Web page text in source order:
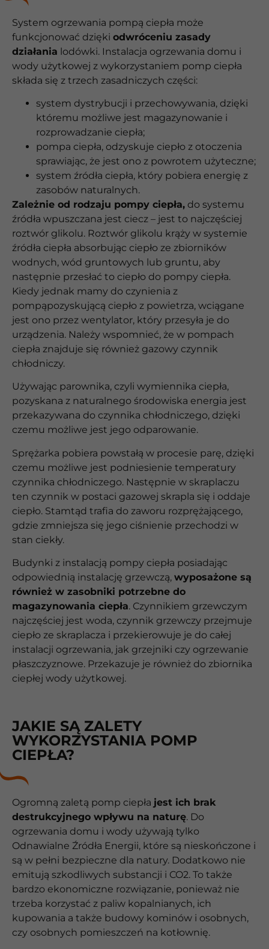
System ogrzewania pompą ciepła może
funkcjonować dzięki odwróceniu zasady
działania lodówki. Instalacja ogrzewania domu i
wody użytkowej z wykorzystaniem pomp ciepła
składa się z trzech zasadniczych części:
system dystrybucji i przechowywania, dzięki
któremu możliwe jest magazynowanie i
rozprowadzanie ciepła;
pompa ciepła, odzyskuje ciepło z otoczenia
sprawiając, że jest ono z powrotem użyteczne;
system źródła ciepła, który pobiera energię z
zasobów naturalnych.
Zależnie od rodzaju pompy ciepła, do systemu
źródła wpuszczana jest ciecz – jest to najczęściej
roztwór glikolu. Roztwór glikolu krąży w systemie
źródła ciepła absorbując ciepło ze zbiorników
wodnych, wód gruntowych lub gruntu, aby
następnie przesłać to ciepło do pompy ciepła.
Kiedy jednak mamy do czynienia z
pompąpozyskującą ciepło z powietrza, wciągane
jest ono przez wentylator, który przesyła je do
urządzenia. Należy wspomnieć, że w pompach
ciepła znajduje się również gazowy czynnik
chłodniczy.
Używając parownika, czyli wymiennika ciepła,
pozyskana z naturalnego środowiska energia jest
przekazywana do czynnika chłodniczego, dzięki
czemu możliwe jest jego odparowanie.
Sprężarka pobiera powstałą w procesie parę, dzięki
czemu możliwe jest podniesienie temperatury
czynnika chłodniczego. Następnie w skraplaczu
ten czynnik w postaci gazowej skrapla się i oddaje
ciepło. Stamtąd trafia do zaworu rozprężającego,
gdzie zmniejsza się jego ciśnienie przechodzi w
stan ciekły.
Budynki z instalacją pompy ciepła posiadając
odpowiednią instalację grzewczą, wyposażone są
również w zasobniki potrzebne do
magazynowania ciepła. Czynnikiem grzewczym
najczęściej jest woda, czynnik grzewczy przejmuje
ciepło ze skraplacza i przekierowuje je do całej
instalacji ogrzewania, jak grzejniki czy ogrzewanie
płaszczyznowe. Przekazuje je również do zbiornika
ciepłej wody użytkowej.
JAKIE SĄ ZALETY
WYKORZYSTANIA POMP
CIEPŁA?
Ogromną zaletą pomp ciepła jest ich brak
destrukcyjnego wpływu na naturę. Do
ogrzewania domu i wody używają tylko
Odnawialne Źródła Energii, które są nieskończone i
są w pełni bezpieczne dla natury. Dodatkowo nie
emitują szkodliwych substancji i CO2. To także
bardzo ekonomiczne rozwiązanie, ponieważ nie
trzeba korzystać z paliw kopalnianych, ich
kupowania a także budowy kominów i osobnych,
czy osobnych pomieszczeń na kotłownię.